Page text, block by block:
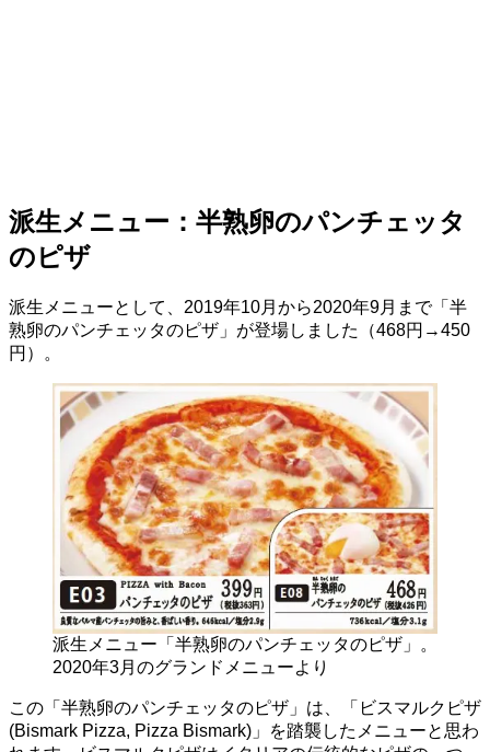
派生メニュー：半熟卵のパンチェッタ
のピザ
派生メニューとして、2019年10月から2020年9月まで「半
熟卵のパンチェッタのピザ」が登場しました（468円→450
円）。
派生メニュー「半熟卵のパンチェッタのピザ」。
2020年3月のグランドメニューより
この「半熟卵のパンチェッタのピザ」は、「ビスマルクピザ
(Bismark Pizza, Pizza Bismark)」を踏襲したメニューと思わ